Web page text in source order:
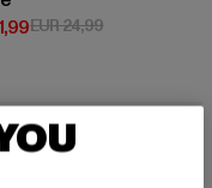
prijs: EUR 21,99
EUR 24,99Actieprijs:
-11%